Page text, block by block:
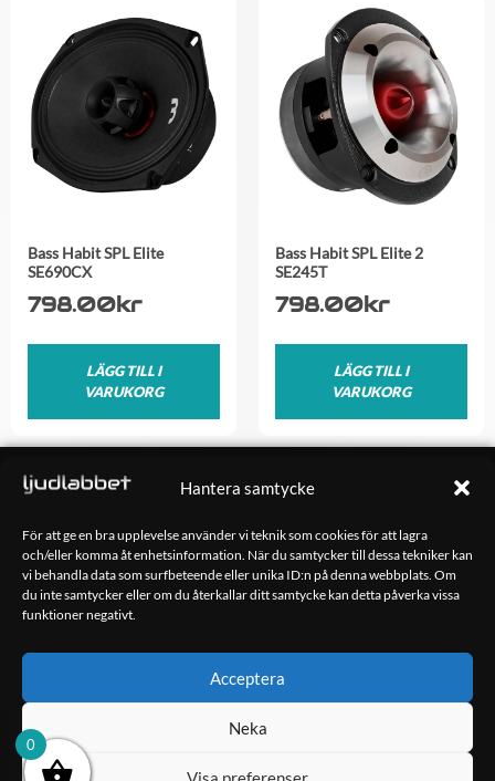
Hantera samtycke
För att ge en bra upplevelse använder vi teknik som cookies för att lagra
och/eller komma åt enhetsinformation. När du samtycker till dessa tekniker kan
vi behandla data som surfbeteende eller unika ID:n på denna webbplats. Om
du inte samtycker eller om du återkallar ditt samtycke kan detta påverka vissa
funktioner negativt.
Acceptera
Neka
Bass Habit SPL Elite
SE690CX
798.00kr
LÄGG TILL I
VARUKORG
Bass Habit SPL Elite 2
SE245T
798.00kr
LÄGG TILL I
VARUKORG
OM OSS
Ljudlabbet är en del av Kungshamns Bildepå – Ljudlabbet i
Sotenäs AB.
KONTAKT
Klippsjövägen 5
0